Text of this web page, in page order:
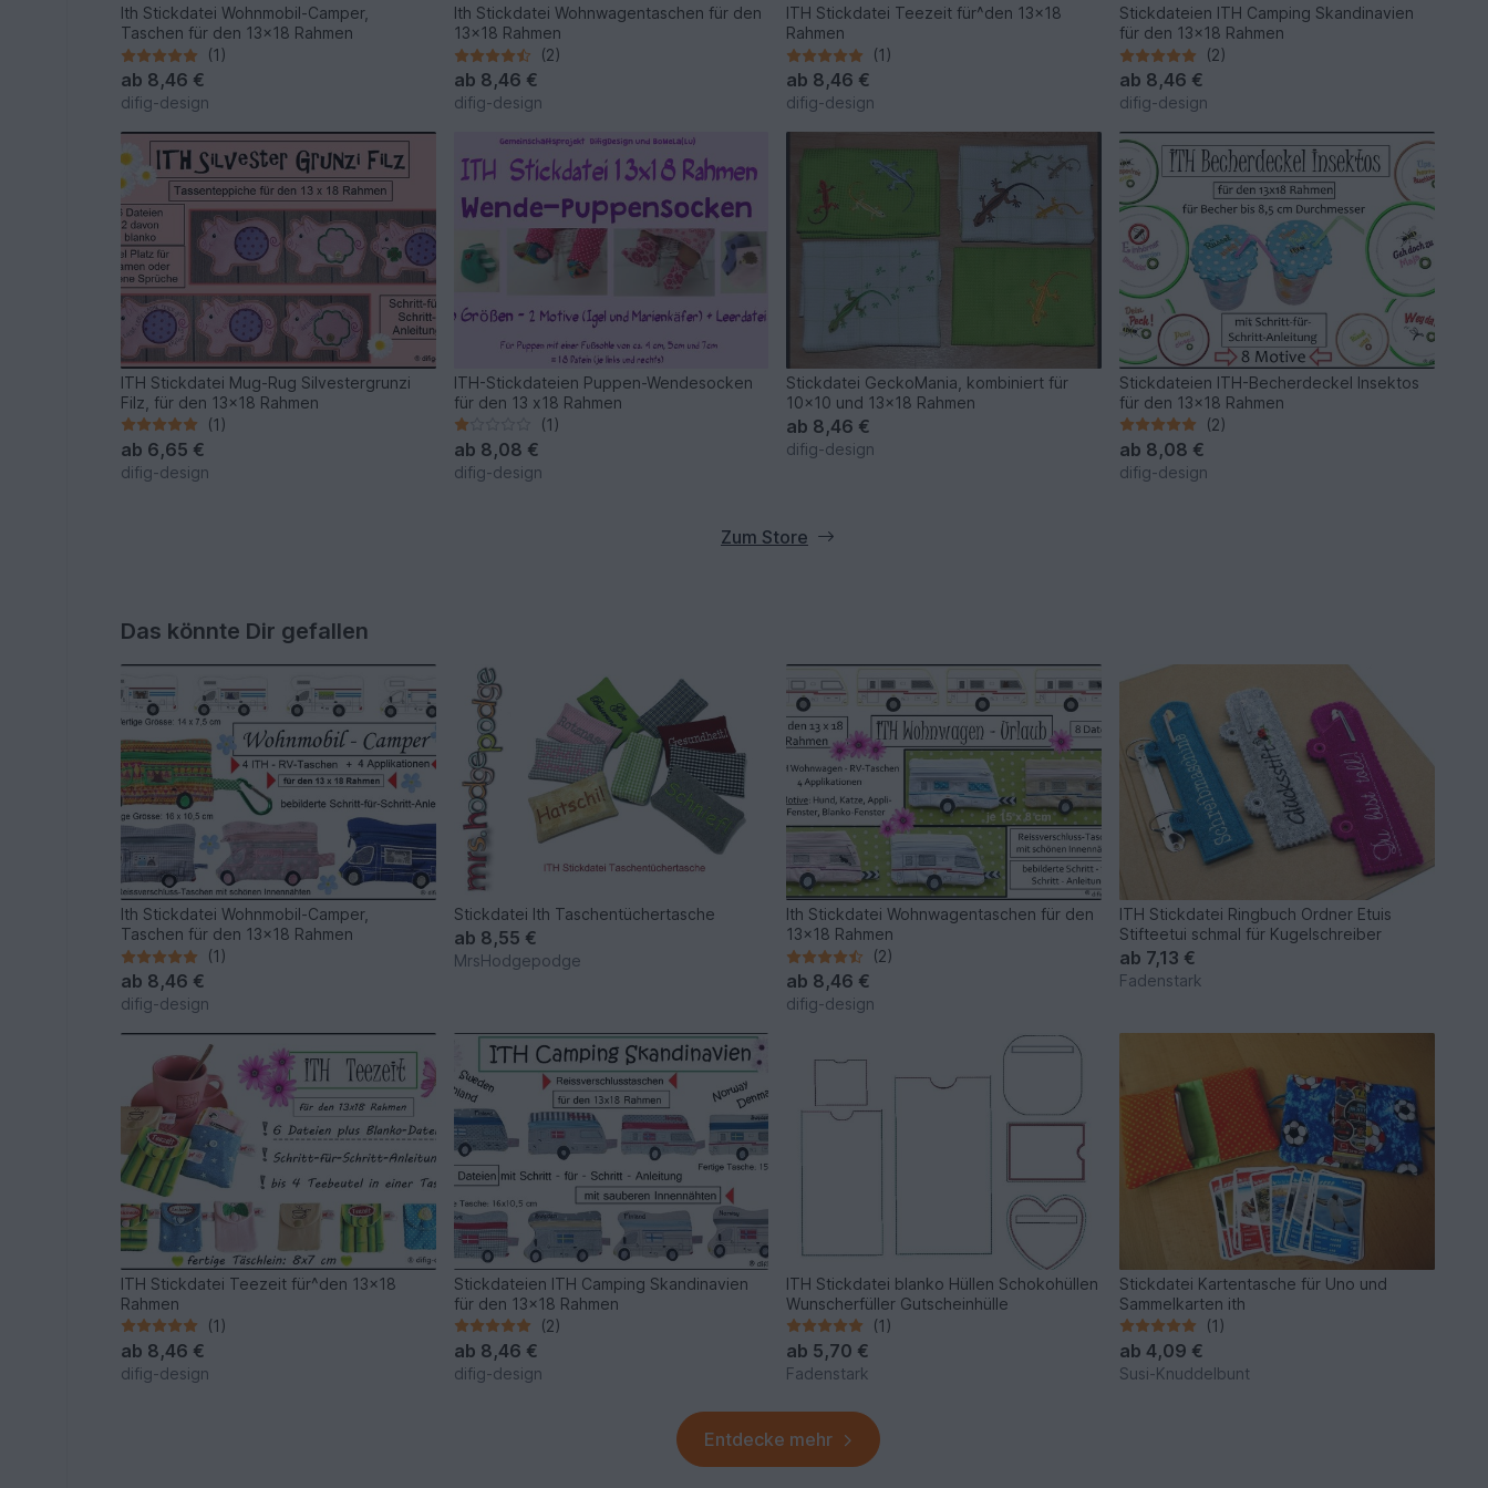
Ith Stickdatei Wohnmobil-Camper,
Taschen für den 13x18 Rahmen
(1)
ab 8,46 €
difig-design
Ith Stickdatei Wohnwagentaschen für den
13x18 Rahmen
(2)
ab 8,46 €
difig-design
ITH Stickdatei Teezeit für^den 13x18
Rahmen
(1)
ab 8,46 €
difig-design
Stickdateien ITH Camping Skandinavien
für den 13x18 Rahmen
(2)
ab 8,46 €
difig-design
ITH Stickdatei Mug-Rug Silvestergrunzi
Filz, für den 13x18 Rahmen
(1)
ab 6,65 €
difig-design
ITH-Stickdateien Puppen-Wendesocken
für den 13 x18 Rahmen
(1)
ab 8,08 €
difig-design
Stickdatei GeckoMania, kombiniert für
10x10 und 13x18 Rahmen
ab 8,46 €
difig-design
Stickdateien ITH-Becherdeckel Insektos
für den 13x18 Rahmen
(2)
ab 8,08 €
difig-design
Zum Store
Das könnte Dir gefallen
Ith Stickdatei Wohnmobil-Camper,
Taschen für den 13x18 Rahmen
(1)
ab 8,46 €
difig-design
Stickdatei Ith Taschentüchertasche
ab 8,55 €
MrsHodgepodge
Ith Stickdatei Wohnwagentaschen für den
13x18 Rahmen
(2)
ab 8,46 €
difig-design
ITH Stickdatei Ringbuch Ordner Etuis
Stifteetui schmal für Kugelschreiber
ab 7,13 €
Fadenstark
ITH Stickdatei Teezeit für^den 13x18
Rahmen
(1)
ab 8,46 €
difig-design
Stickdateien ITH Camping Skandinavien
für den 13x18 Rahmen
(2)
ab 8,46 €
difig-design
ITH Stickdatei blanko Hüllen Schokohüllen
Wunscherfüller Gutscheinhülle
(1)
ab 5,70 €
Fadenstark
Stickdatei Kartentasche für Uno und
Sammelkarten ith
(1)
ab4,09 €
Susi-Knuddelbunt
Entdecke mehr